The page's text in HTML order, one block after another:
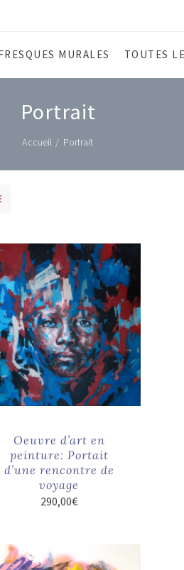
MURALES TOUTES
Portrait
Accueil / Portrait
Oeuvre d’art en
peinture: Portait
d’une rencontre de
voyage
290,00€